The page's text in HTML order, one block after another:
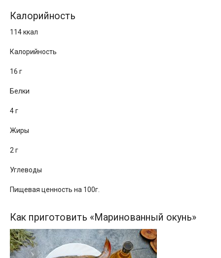
Калорийность
114 ккал
Калорийность
16 г
Белки
4 г
Жиры
2 г
Углеводы
Пищевая ценность на 100г.
Как приготовить «Маринованный окунь»